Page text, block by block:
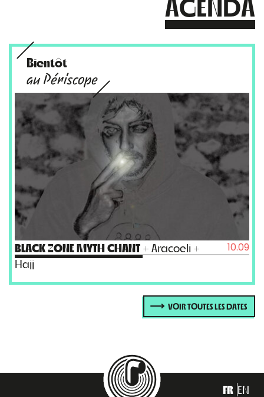
AGENDA
Bientôt
au Périscope
BLACK ZONE MYTH CHANT + Aracoeli +
Hajj
10.09
VOIR TOUTES LES DATES
FR EN